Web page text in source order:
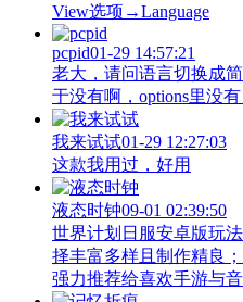
View‌选项→Language
pcpid01-29 14:57:21
老大，请问语言切换成
于没有啊，options里没
我来试试01-29 12:27:03
这款我用过，好用
液态时钟09-01 02:39:50
世界计划日服安卓版玩
择丰富多样且制作精良
强力推荐给喜欢手游与